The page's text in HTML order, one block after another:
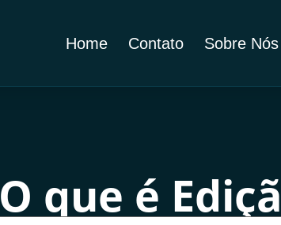
Home Contato Sobre Nós
O que é